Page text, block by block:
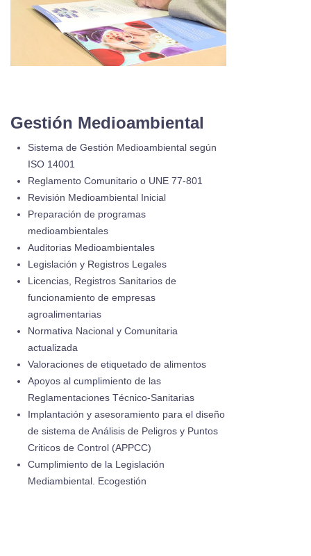
Gestión Medioambiental
Sistema de Gestión Medioambiental según
ISO 14001
Reglamento Comunitario o UNE 77-801
Revisión Medioambiental Inicial
Preparación de programas
medioambientales
Auditorias Medioambientales
Legislación y Registros Legales
Licencias, Registros Sanitarios de
funcionamiento de empresas
agroalimentarias
Normativa Nacional y Comunitaria
actualizada
Valoraciones de etiquetado de alimentos
Apoyos al cumplimiento de las
Reglamentaciones Técnico-Sanitarias
Implantación y asesoramiento para el diseño
de sistema de Análisis de Peligros y Puntos
Criticos de Control (APPCC)
Cumplimiento de la Legislación
Mediambiental. Ecogestión